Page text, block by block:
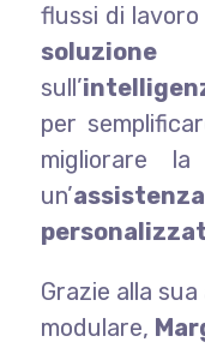
flussi di
soluzione
sull’
per
migliorare la
un’
Grazie alla
modulare,